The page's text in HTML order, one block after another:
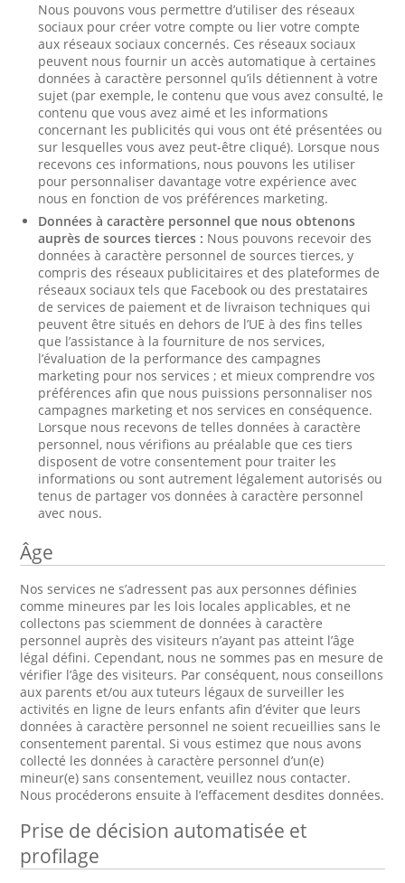
Nous pouvons vous permettre d’utiliser des réseaux
sociaux pour créer votre compte ou lier votre compte
aux réseaux sociaux concernés. Ces réseaux sociaux
peuvent nous fournir un accès automatique à certaines
données à caractère personnel qu’ils détiennent à votre
sujet (par exemple, le contenu que vous avez consulté, le
contenu que vous avez aimé et les informations
concernant les publicités qui vous ont été présentées ou
sur lesquelles vous avez peut-être cliqué). Lorsque nous
recevons ces informations, nous pouvons les utiliser
pour personnaliser davantage votre expérience avec
nous en fonction de vos préférences marketing.
Données à caractère personnel que nous obtenons
auprès de sources tierces : Nous pouvons recevoir des
données à caractère personnel de sources tierces, y
compris des réseaux publicitaires et des plateformes de
réseaux sociaux tels que Facebook ou des prestataires
de services de paiement et de livraison techniques qui
peuvent être situés en dehors de l’UE à des fins telles
que l’assistance à la fourniture de nos services,
l’évaluation de la performance des campagnes
marketing pour nos services ; et mieux comprendre vos
préférences afin que nous puissions personnaliser nos
campagnes marketing et nos services en conséquence.
Lorsque nous recevons de telles données à caractère
personnel, nous vérifions au préalable que ces tiers
disposent de votre consentement pour traiter les
informations ou sont autrement légalement autorisés ou
tenus de partager vos données à caractère personnel
avec nous.
Âge
Nos services ne s’adressent pas aux personnes définies
comme mineures par les lois locales applicables, et ne
collectons pas sciemment de données à caractère
personnel auprès des visiteurs n’ayant pas atteint l’âge
légal défini. Cependant, nous ne sommes pas en mesure de
vérifier l’âge des visiteurs. Par conséquent, nous conseillons
aux parents et/ou aux tuteurs légaux de surveiller les
activités en ligne de leurs enfants afin d’éviter que leurs
données à caractère personnel ne soient recueillies sans le
consentement parental. Si vous estimez que nous avons
collecté les données à caractère personnel d’un(e)
mineur(e) sans consentement, veuillez nous contacter.
Nous procéderons ensuite à l’effacement desdites données.
Prise de décision automatisée et
profilage